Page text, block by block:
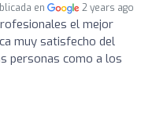
en 2 years ago
el mejor
muy satisfecho del
personas como a los